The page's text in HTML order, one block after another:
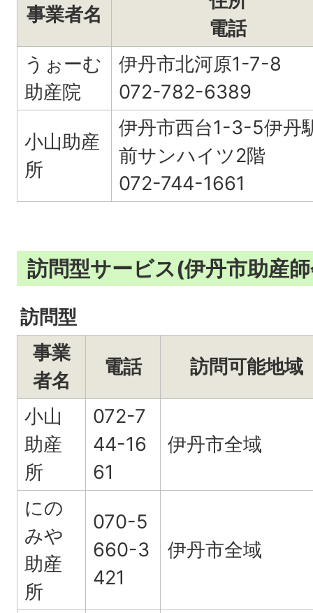
事業者名
電話
うぉーむ
助産院
伊丹市北河原1-7-8
072-782-6389
小山助産
所
伊丹市西台1-3-5伊丹
前サンハイツ2階
072-744-1661
訪問型サービス(伊丹市助産
訪問型
事業
者名
電話 訪問可能地域
小山
助産
所
072-7
44-16
61
伊丹市全域
にの
みや
助産
所
070-5
660-3
421
伊丹市全域